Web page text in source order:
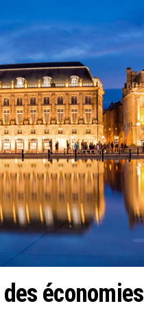
économies